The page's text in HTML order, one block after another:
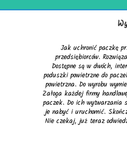
Jak uchronić paczkę
przedsiębiorców.
Dostępne są w dwóch,
poduszki powietrzne do
powietrzna. Do wyrobu
Załoga każdej firmy
paczek. Do ich wytwarzania
je nabyć i uruchomić.
Nie czekaj, już teraz